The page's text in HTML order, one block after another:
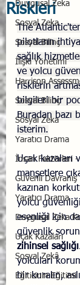
Duygusal Zeka
Sosyal Zeka
Sosyal Bilinç
İlişki Yönetimi
Harrison
Sosyal Bilinç
Sosyal Zeka
Yaratıcı Drama
İnsan Faktörleri -
Güvenli Davranış
Yaratıcı Drama
Duygusal Zeka
Uçak Kazaları
Sosyal Zekâ
Eğiticinin Eğitimi
Riskleri
The
pilotların
sağlık
ve yolcu
risklerin
bilgileri bir
Buradan bazı
isterim.
Uçak kazaları
manşetlere
kazınan
yolcu
esenliği için
güvenlik
zihinsel sağlığı
yolcuları
bir kuralın,